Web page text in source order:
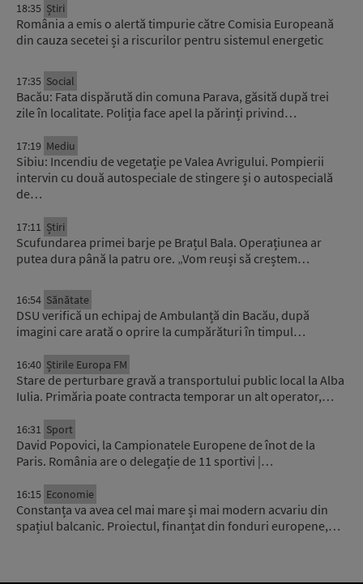
18:35 Știri
România a emis o alertă timpurie către Comisia Europeană
din cauza secetei și a riscurilor pentru sistemul energetic
17:35 Social
Bacău: Fata dispărută din comuna Parava, găsită după trei
zile în localitate. Poliția face apel la părinți privind…
17:19 Mediu
Sibiu: Incendiu de vegetație pe Valea Avrigului. Pompierii
intervin cu două autospeciale de stingere și o autospecială
de…
17:11 Știri
Scufundarea primei barje pe Brațul Bala. Operațiunea ar
putea dura până la patru ore. „Vom reuși să creștem…
16:54 Sănătate
DSU verifică un echipaj de Ambulanță din Bacău, după
imagini care arată o oprire la cumpărături în timpul…
16:40 Știrile Europa FM
Stare de perturbare gravă a transportului public local la Alba
Iulia. Primăria poate contracta temporar un alt operator,…
16:31 Sport
David Popovici, la Campionatele Europene de înot de la
Paris. România are o delegație de 11 sportivi |…
16:15 Economie
Constanța va avea cel mai mare și mai modern acvariu din
spațiul balcanic. Proiectul, finanțat din fonduri europene,…